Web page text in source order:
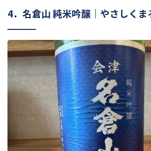
4．名倉山 純米吟醸｜やさしく